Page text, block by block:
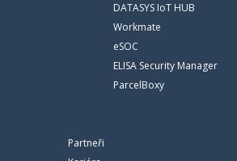
DATASYS IoT HUB
Workmate
eSOC
ELISA Security Manager
ParcelBoxy
Partneři